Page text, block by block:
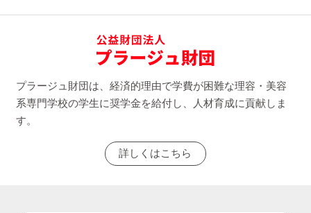
プラージュ財団は、経済的理由で学費が困難な理容・美容
系専門学校の学生に奨学金を給付し、人材育成に貢献しま
す。
詳しくはこちら